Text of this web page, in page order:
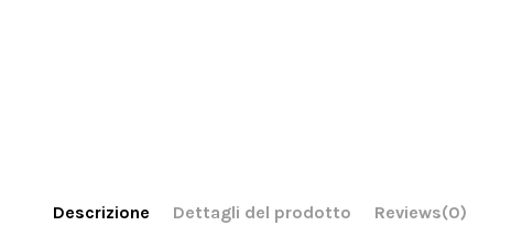
Descrizione Dettagli del prodotto Reviews(0)